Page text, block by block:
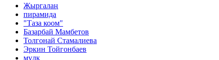
Жыргалаң
пирамида
"Таза коом"
Базарбай Мамбетов
Толгонай Стамалиева
Эркин Тойгонбаев
мүлк